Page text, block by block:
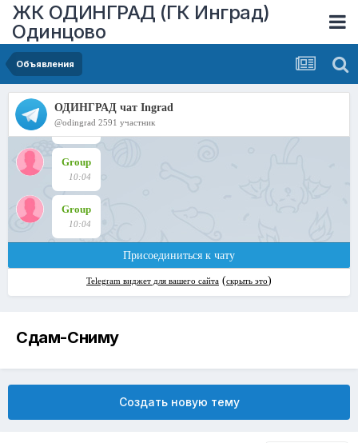
ЖК ОДИНГРАД (ГК Инград)
Одинцово
Объявления
Сдам-Сниму
Создать новую тему